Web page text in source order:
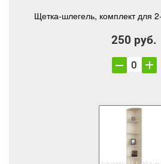
Щетка-шлегель, комплект для
250 руб.